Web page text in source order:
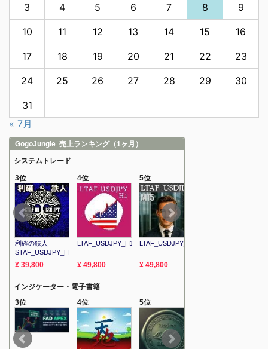
3 4 5 6 7 8 9
10 11 12 13 14 15 16
17 18 19 20 21 22 23
24 25 26 27 28 29 30
31
« 7月